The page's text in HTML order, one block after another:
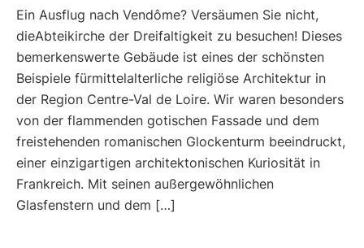
Ein Ausflug nach Vendôme? Versäumen Sie nicht,
dieAbteikirche der Dreifaltigkeit zu besuchen! Dieses
bemerkenswerte Gebäude ist eines der schönsten
Beispiele fürmittelalterliche religiöse Architektur in
der Region Centre-Val de Loire. Wir waren besonders
von der flammenden gotischen Fassade und dem
freistehenden romanischen Glockenturm beeindruckt,
einer einzigartigen architektonischen Kuriosität in
Frankreich. Mit seinen außergewöhnlichen
Glasfenstern und dem […]